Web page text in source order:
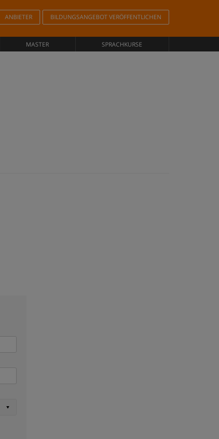
ANBIETER BILDUNGSANGEBOT VERÖFFENTLICHEN
MASTER SPRACHKURSE